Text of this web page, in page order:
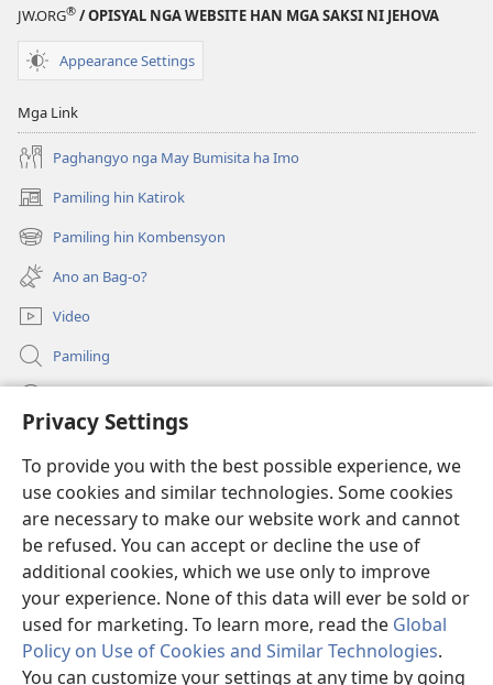
Privacy Settings
To provide you with the best possible experience, we
use cookies and similar technologies. Some cookies
are necessary to make our website work and cannot
be refused. You can accept or decline the use of
additional cookies, which we use only to improve
your experience. None of this data will ever be sold or
used for marketing. To learn more, read the Global
Policy on Use of Cookies and Similar Technologies.
You can customize your settings at any time by going
JW.ORG® / OPISYAL NGA WEBSITE HAN MGA SAKSI NI JEHOVA
Appearance Settings
Mga Link
Paghangyo nga May Bumisita ha Imo
Pamiling hin Katirok
(opens
new
window)
Pamiling hin Kombensyon
(opens
new
window)
Ano an Bag-o?
Video
Pamiling
(opens
window)Watchtower ONLINE LIBRARY
(opens
new
window)JW Hub ®
(opens
new
window)
Copyright© 2026 Watch Tower Bible and Tract Society of Pennsylvania.